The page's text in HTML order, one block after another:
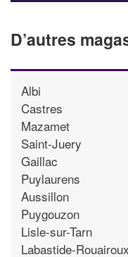
D’autres
Albi
Castres
Mazamet
Saint-Juery
Gaillac
Puylaurens
Aussillon
Puygouzon
Lisle-sur-Tarn
Labastide-Rouairoux